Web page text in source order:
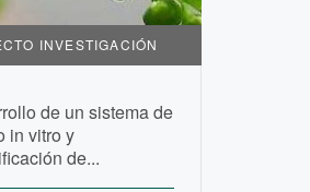
INVESTIGACIÓN
de un sistema de
in vitro y
de...